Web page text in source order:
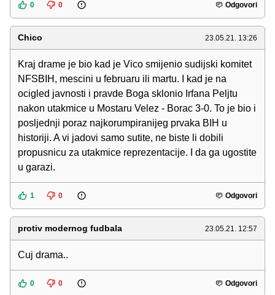
0 0 Odgovori
Chico 23.05.21. 13:26
Kraj drame je bio kad je Vico smijenio sudijski komitet
NFSBIH, mescini u februaru ili martu. I kad je na
ocigled javnosti i pravde Boga sklonio Irfana Peljtu
nakon utakmice u Mostaru Velez - Borac 3-0. To je bio i
posljednji poraz najkorumpiranijeg prvaka BIH u
historiji. A vi jadovi samo sutite, ne biste li dobili
propusnicu za utakmice reprezentacije. I da ga ugostite
u garazi.
1 0 Odgovori
protiv modernog fudbala 23.05.21. 12:57
Cuj drama..
0 0 Odgovori